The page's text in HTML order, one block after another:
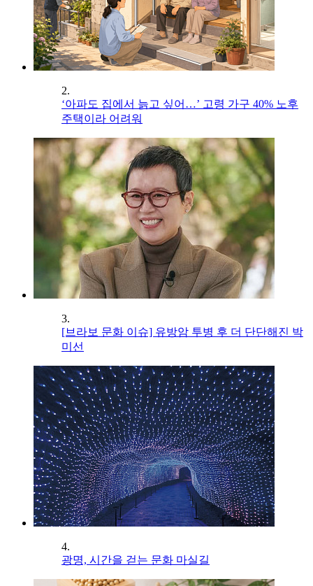
2.
‘아파도 집에서 늙고 싶어…’ 고령 가구 40% 노후
주택이라 어려워
3.
[브라보 문화 이슈] 유방암 투병 후 더 단단해진 박
미선
4.
광명, 시간을 걷는 문화 마실길